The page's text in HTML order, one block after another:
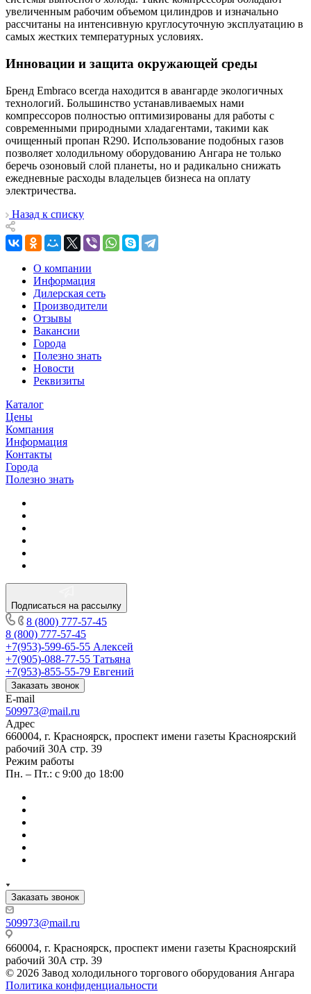
увеличенным рабочим объемом цилиндров и изначально
рассчитаны на интенсивную круглосуточную эксплуатацию в
самых жестких температурных условиях.
Инновации и защита окружающей среды
Бренд Embraco всегда находится в авангарде экологичных
технологий. Большинство устанавливаемых нами
компрессоров полностью оптимизированы для работы с
современными природными хладагентами, такими как
очищенный пропан R290. Использование подобных газов
позволяет холодильному оборудованию Ангара не только
беречь озоновый слой планеты, но и радикально снижать
ежедневные расходы владельцев бизнеса на оплату
электричества.
Назад к списку
О компании
Информация
Дилерская сеть
Производители
Отзывы
Вакансии
Города
Полезно знать
Новости
Реквизиты
Каталог
Цены
Компания
Информация
Контакты
Города
Полезно знать
Подписаться на рассылку
8 (800) 777-57-45
8 (800) 777-57-45
+7(953)-599-65-55 Алексей
+7(905)-088-77-55 Татьяна
+7(953)-855-55-79 Евгений
Заказать звонок
E-mail
509973@mail.ru
Адрес
660004, г. Красноярск, проспект имени газеты Красноярский
рабочий 30А стр. 39
Режим работы
Пн. – Пт.: с 9:00 до 18:00
Заказать звонок
509973@mail.ru
660004, г. Красноярск, проспект имени газеты Красноярский
рабочий 30А стр. 39
© 2026 Завод холодильного торгового оборудования Ангара
Политика конфиденциальности